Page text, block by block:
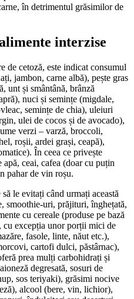
în detrimentul grăsimilor de
interzise
de cetoză, este indicat consumul
jambon, carne albă), pește gras
unt și smântână, brânză
nuci și semințe (migdale,
semințe de chia), uleiuri
ulei de cocos și de avocado),
verzi – varză, broccoli,
roșii, ardei grași, ceapă),
În ceea ce privește
ceai, cafea (doar cu puțin
pahar de vin roșu.
le evitați când urmați această
smoothie-uri, prăjituri, înghețată,
cu cereale (produse pe bază
cu excepția unor porții mici de
fasole, linte, năut etc.),
cartofi dulci, păstârnac),
prea mulți carbohidrați și
degresată, sosuri de
sos teriyaki), grăsimi nocive
alcool (bere, vin, lichior),